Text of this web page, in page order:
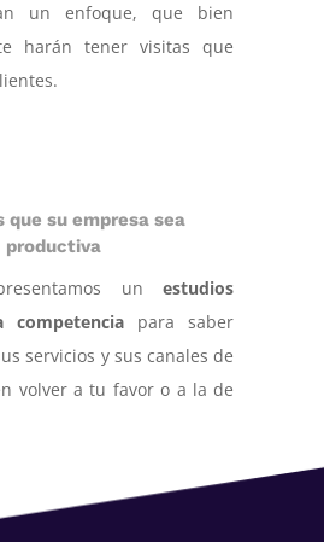
un enfoque, que bien
harán tener visitas que
que su empresa sea
productiva
unestudios
para saber
servicios y sus canales de
volver a tu favor o a la de